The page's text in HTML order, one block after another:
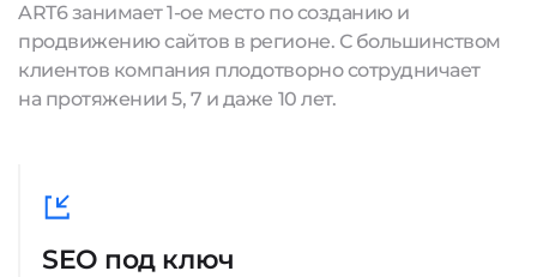
ART6 занимает 1-ое место по созданию и
продвижению сайтов в регионе. С большинством
клиентов компания плодотворно сотрудничает
на протяжении 5, 7 и даже 10 лет.
SEO под ключ